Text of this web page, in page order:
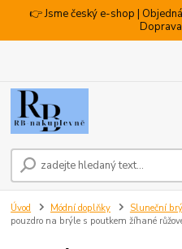
👉 Jsme český e-shop |
Úvod Módní doplňky Sluneční
pouzdro na brýle s poutkem žíhané